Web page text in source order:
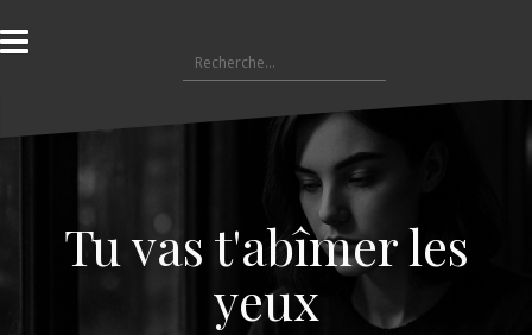
l
a
e
e
Tu vas t'abîmer les
yeux